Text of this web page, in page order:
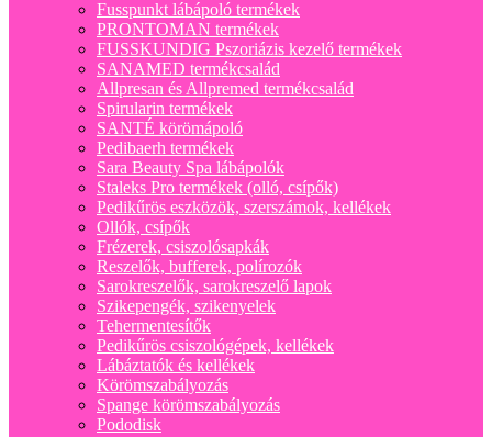
Fusspunkt lábápoló termékek
PRONTOMAN termékek
FUSSKUNDIG Pszoriázis kezelő termékek
SANAMED termékcsalád
Allpresan és Allpremed termékcsalád
Spirularin termékek
SANTÉ körömápoló
Pedibaerh termékek
Sara Beauty Spa lábápolók
Staleks Pro termékek (olló, csípők)
Pedikűrös eszközök, szerszámok, kellékek
Ollók, csípők
Frézerek, csiszolósapkák
Reszelők, bufferek, polírozók
Sarokreszelők, sarokreszelő lapok
Szikepengék, szikenyelek
Tehermentesítők
Pedikűrös csiszológépek, kellékek
Lábáztatók és kellékek
Körömszabályozás
Spange körömszabályozás
Pododisk